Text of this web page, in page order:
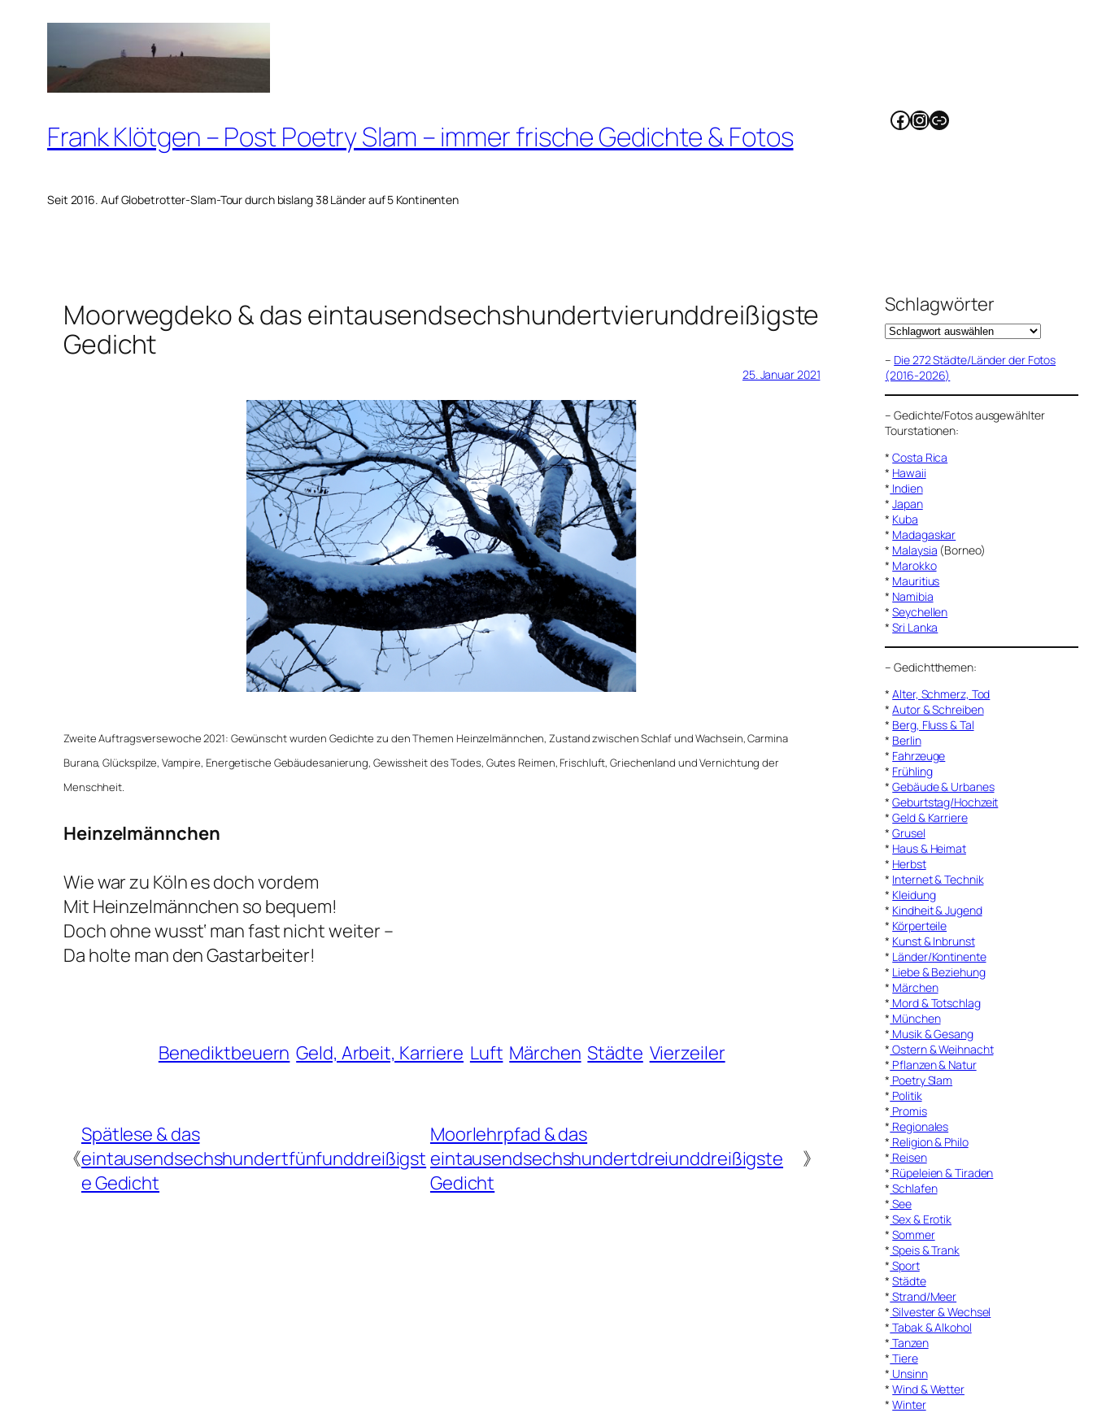
springen
Frank Klötgen – Post Poetry Slam – immer frische Gedichte & Fotos
Seit 2016. Auf Globetrotter-Slam-Tour durch bislang 38 Länder auf 5 Kontinenten
Facebook
Instagram
Link
Moorwegdeko & das eintausendsechshundertvierunddreißigste
Gedicht
25. Januar 2021
Zweite Auftragsversewoche 2021: Gewünscht wurden Gedichte zu den Themen Heinzelmännchen, Zustand zwischen Schlaf und Wachsein, Carmina
Burana, Glückspilze, Vampire, Energetische Gebäudesanierung, Gewissheit des Todes, Gutes Reimen, Frischluft, Griechenland und Vernichtung der
Menschheit.
Heinzelmännchen
Wie war zu Köln es doch vordem
Mit Heinzelmännchen so bequem!
Doch ohne wusst‘ man fast nicht weiter –
Da holte man den Gastarbeiter!
Benediktbeuern Geld, Arbeit, Karriere Luft Märchen Städte Vierzeiler
《
Spätlese & das
eintausendsechshundertfünfunddreißigst
e Gedicht
Moorlehrpfad & das
eintausendsechshundertdreiunddreißigste
Gedicht
》
Schlagwörter
– Die 272 Städte/Länder der Fotos
(2016-2026)
–Gedichte/Fotos ausgewählter
Tourstationen:
*Costa Rica
* Hawaii
* Indien
*Japan
* Kuba
* Madagaskar
* Malaysia (Borneo)
* Marokko
* Mauritius
* Namibia
*Seychellen
*Sri Lanka
–Gedichtthemen:
*Alter, Schmerz, Tod
*Autor & Schreiben
* Berg, Fluss & Tal
* Berlin
* Fahrzeuge
* Frühling
*Gebäude & Urbanes
*Geburtstag/Hochzeit
*Geld & Karriere
*Grusel
* Haus & Heimat
* Herbst
* Internet & Technik
* Kleidung
* Kindheit & Jugend
* Körperteile
* Kunst & Inbrunst
* Länder/Kontinente
* Liebe & Beziehung
* Märchen
* Mord & Totschlag
* München
* Musik & Gesang
* Ostern & Weihnacht
* Pflanzen & Natur
* Poetry Slam
* Politik
* Promis
* Regionales
* Religion & Philo
* Reisen
* Rüpeleien & Tiraden
* Schlafen
* See
* Sex & Erotik
*Sommer
* Speis & Trank
* Sport
*Städte
* Strand/Meer
* Silvester & Wechsel
* Tabak & Alkohol
* Tanzen
* Tiere
* Unsinn
*Wind & Wetter
*Winter